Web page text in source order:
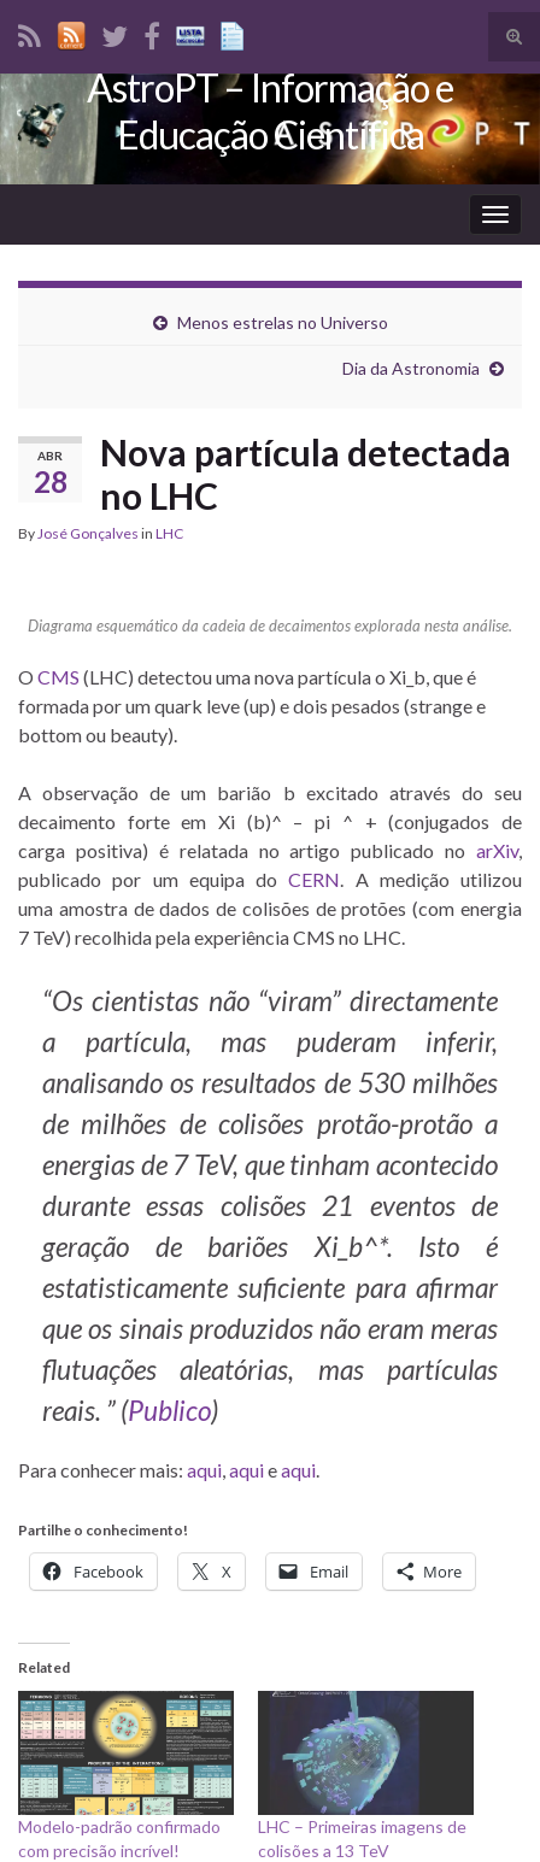
Search for:
AstroPT – Informação e
Educação Científica
Menos estrelas no Universo
Dia da Astronomia
ABR
28
Nova partícula detectada
no LHC
ByJosé Gonçalves in LHC
Diagrama esquemático da cadeia de decaimentos explorada nesta análise.
O CMS (LHC) detectou uma nova partícula o Xi_b, que é
formada por um quark leve (up) e dois pesados (strange e
bottom ou beauty).
A observação de um barião b excitado através do seu
decaimento forte em Xi (b)^ – pi ^ + (conjugados de
carga positiva) é relatada no artigo publicado no arXiv,
publicado por um equipa doCERN. A medição utilizou
uma amostra de dados de colisões de protões (com energia
7 TeV) recolhida pela experiência CMS no LHC.
“Os cientistas não “viram” directamente
a partícula, mas puderam inferir,
analisando os resultados de 530 milhões
de milhões de colisões protão-protão a
energias de 7 TeV, que tinham acontecido
durante essas colisões 21 eventos de
geração de bariões Xi_b^*. Isto é
estatisticamente suficiente para afirmar
que os sinais produzidos não eram meras
flutuações aleatórias, mas partículas
reais. ”(Publico)
Para conhecer mais: aqui,aquieaqui.
Partilhe o conhecimento!
Facebook X Email More
Related
Modelo-padrão confirmado
com precisão incrível!
LHC – Primeiras imagens de
colisões a 13 TeV